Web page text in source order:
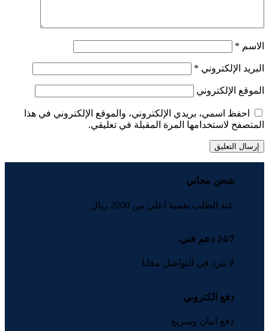
الاسم *
البريد الإلكتروني *
الموقع الإلكتروني
احفظ اسمي، بريدي الإلكتروني، والموقع الإلكتروني في هذا
المتصفح لاستخدامها المرة المقبلة في تعليقي.
شحن مجاني
عند الطلب بقمية اعلي من 2000 ريال
24/7 دعم فني.
لا تترد في التواصل معانا
دفع الكتروني
دفع امان وسريع